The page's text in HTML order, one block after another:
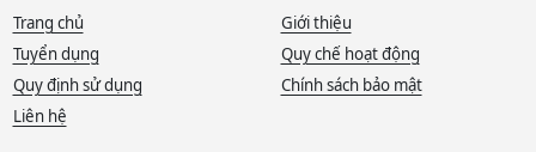
Trang chủ
Giới thiệu
Tuyển dụng
Quy chế hoạt động
Quy định sử dụng
Chính sách bảo mật
Liên hệ